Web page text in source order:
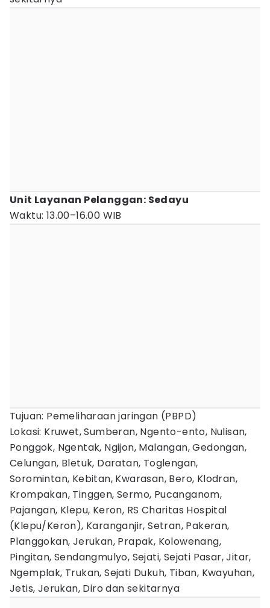
Unit Layanan Pelanggan: Sedayu
Waktu: 13.00–16.00 WIB
Tujuan: Pemeliharaan jaringan (PBPD)
Lokasi: Kruwet, Sumberan, Ngento-ento, Nulisan,
Ponggok, Ngentak, Ngijon, Malangan, Gedongan,
Celungan, Bletuk, Daratan, Toglengan,
Soromintan, Kebitan, Kwarasan, Bero, Klodran,
Krompakan, Tinggen, Sermo, Pucanganom,
Pajangan, Klepu, Keron, RS Charitas Hospital
(Klepu/Keron), Karanganjir, Setran, Pakeran,
Planggokan, Jerukan, Prapak, Kolowenang,
Pingitan, Sendangmulyo, Sejati, Sejati Pasar, Jitar,
Ngemplak, Trukan, Sejati Dukuh, Tiban, Kwayuhan,
Jetis, Jerukan, Diro dan sekitarnya